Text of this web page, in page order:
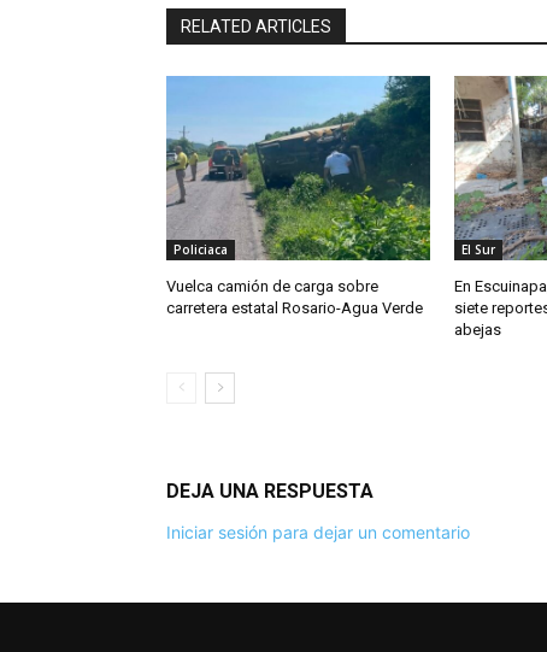
RELATED ARTICLES
Policiaca
Vuelca camión de carga sobre
carretera estatal Rosario-Agua Verde
El Sur
En
siete
abejas
DEJA UNA RESPUESTA
Iniciar sesión para dejar un comentario